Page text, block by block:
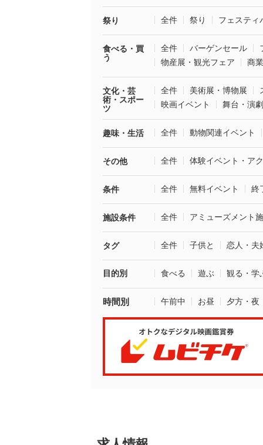
祭り 全件 祭り フェスティ
食べる・買
う
全件 バーゲンセール
物産展・観光フェア
商
文化・芸
術・スポー
ツ
全件 美術展・博物展
映画イベント
舞台・演劇
趣味・生活 全件 動物関連イベント
その他 全件 体験イベント・ア
条件 全件 無料イベント 終
施設条件 全件 アミューズメント
タグ 全件 子供と 恋人・夫
目的別 食べる 遊ぶ 観る・学
時間別 午前中 お昼 夕方・夜